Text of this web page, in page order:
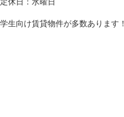
定休日： 水曜日
学生向け賃貸物件が多数あります！